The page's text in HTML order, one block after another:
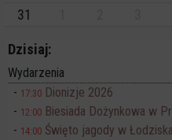
31
Dzisiaj:
Wydarzenia
17:30 Dionizje 2026
12:00 Biesiada Dożynkowa w
14:00 Święto jagody w